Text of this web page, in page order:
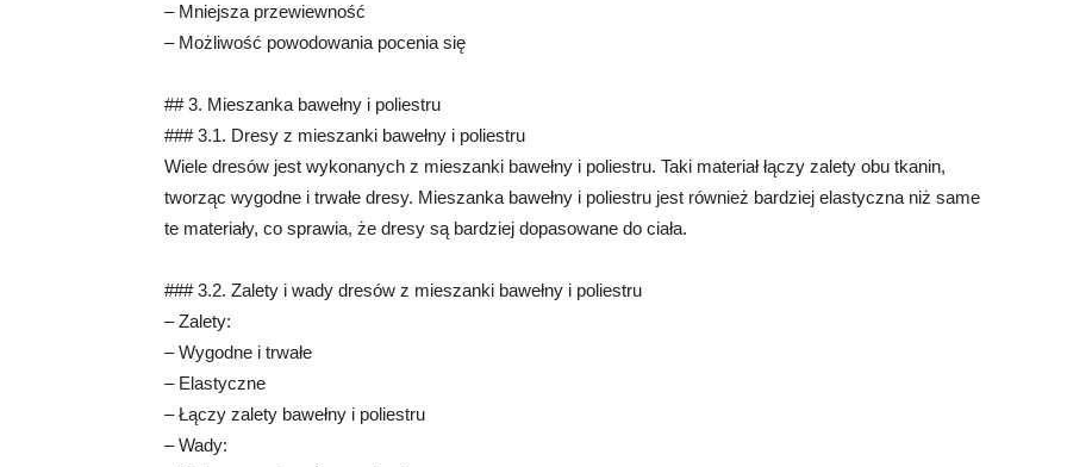
– Mniejsza przewiewność
– Możliwość powodowania pocenia się
## 3. Mieszanka bawełny i poliestru
### 3.1. Dresy z mieszanki bawełny i poliestru
Wiele dresów jest wykonanych z mieszanki bawełny i poliestru. Taki materiał łączy zalety obu tkanin,
tworząc wygodne i trwałe dresy. Mieszanka bawełny i poliestru jest również bardziej elastyczna niż same
te materiały, co sprawia, że dresy są bardziej dopasowane do ciała.
### 3.2. Zalety i wady dresów z mieszanki bawełny i poliestru
– Zalety:
– Wygodne i trwałe
– Elastyczne
– Łączy zalety bawełny i poliestru
– Wady: